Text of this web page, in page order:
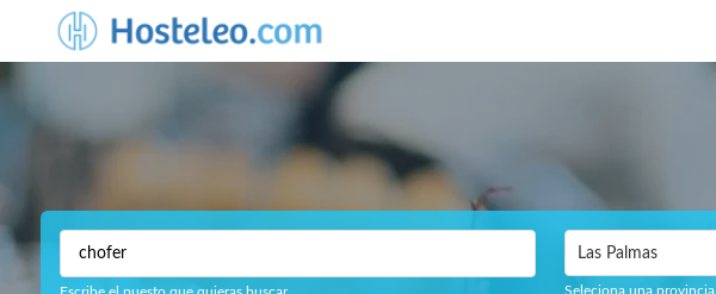
Las Palmas
Seleciona una provincia